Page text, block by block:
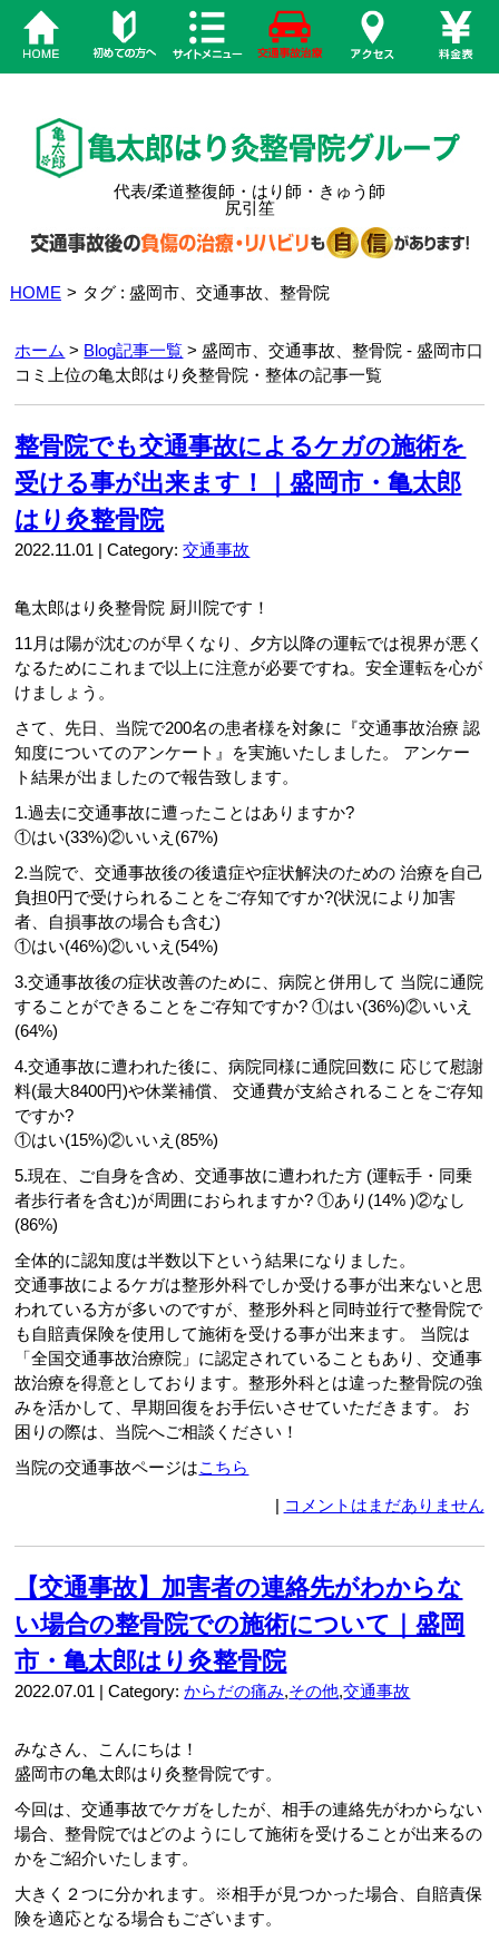
代表/柔道整復師・はり師・きゅう師
尻引笙
HOME > タグ : 盛岡市、交通事故、整骨院
ホーム > Blog記事一覧 > 盛岡市、交通事故、整骨院 - 盛岡市口
コミ上位の亀太郎はり灸整骨院・整体の記事一覧
整骨院でも交通事故によるケガの施術を
受ける事が出来ます！｜盛岡市・亀太郎
はり灸整骨院
2022.11.01 | Category:交通事故
亀太郎はり灸整骨院 厨川院です！
11月は陽が沈むのが早くなり、夕方以降の運転では視界が悪く
なるためにこれまで以上に注意が必要ですね。安全運転を心が
けましょう。
さて、先日、当院で200名の患者様を対象に『交通事故治療 認
知度についてのアンケート』を実施いたしました。 アンケー
ト結果が出ましたので報告致します。
1.過去に交通事故に遭ったことはありますか?
①はい(33%)②いいえ(67%)
2.当院で、交通事故後の後遺症や症状解決のための 治療を自己
負担0円で受けられることをご存知ですか?(状況により加害
者、自損事故の場合も含む)
①はい(46%)②いいえ(54%)
3.交通事故後の症状改善のために、病院と併用して 当院に通院
することができることをご存知ですか? ①はい(36%)②いいえ
(64%)
4.交通事故に遭われた後に、病院同様に通院回数に 応じて慰謝
料(最大8400円)や休業補償、 交通費が支給されることをご存知
ですか?
①はい(15%)②いいえ(85%)
5.現在、ご自身を含め、交通事故に遭われた方 (運転手・同乗
者歩行者を含む)が周囲におられますか? ①あり(14% )②なし
(86%)
全体的に認知度は半数以下という結果になりました。
交通事故によるケガは整形外科でしか受ける事が出来ないと思
われている方が多いのですが、整形外科と同時並行で整骨院で
も自賠責保険を使用して施術を受ける事が出来ます。 当院は
「全国交通事故治療院」に認定されていることもあり、交通事
故治療を得意としております。整形外科とは違った整骨院の強
みを活かして、早期回復をお手伝いさせていただきます。 お
困りの際は、当院へご相談ください！
当院の交通事故ページはこちら
| コメントはまだありません
【交通事故】加害者の連絡先がわからな
い場合の整骨院での施術について｜盛岡
市・亀太郎はり灸整骨院
2022.07.01 | Category:からだの痛み,その他,交通事故
みなさん、こんにちは！
盛岡市の亀太郎はり灸整骨院です。
今回は、交通事故でケガをしたが、相手の連絡先がわからない
場合、整骨院ではどのようにして施術を受けることが出来るの
かをご紹介いたします。
大きく２つに分かれます。※相手が見つかった場合、自賠責保
険を適応となる場合もございます。